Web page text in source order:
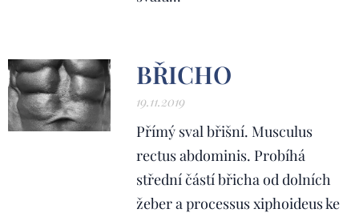
BŘICHO
19.11.2019
Přímý sval břišní. Musculus
rectus abdominis. Probíhá
střední částí břicha od dolních
žeber a processus xiphoideus ke